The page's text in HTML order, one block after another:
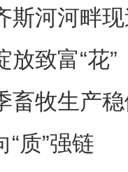
斯河河畔
放致富“花”
畜牧生产
“质”强链